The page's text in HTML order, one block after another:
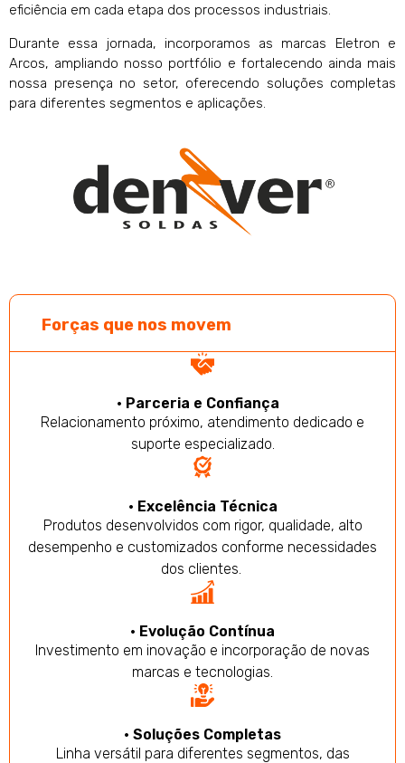
eficiência em cada etapa dos processos industriais.
Durante essa jornada, incorporamos as marcas Eletron e
Arcos, ampliando nosso portfólio e fortalecendo ainda mais
nossa presença no setor, oferecendo soluções completas
para diferentes segmentos e aplicações.
Forças que nos movem
• Parceria e Confiança
Relacionamento próximo, atendimento dedicado e
suporte especializado.
• Excelência Técnica
Produtos desenvolvidos com rigor, qualidade, alto
desempenho e customizados conforme necessidades
dos clientes.
• Evolução Contínua
Investimento em inovação e incorporação de novas
marcas e tecnologias.
• Soluções Completas
Linha versátil para diferentes segmentos, das